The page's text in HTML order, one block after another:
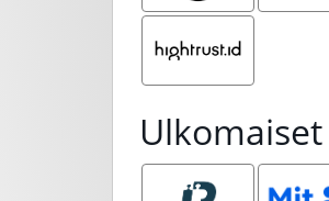
Bank ID